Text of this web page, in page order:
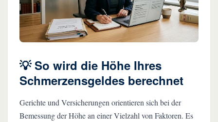
💡 So wird die Höhe Ihres
Schmerzensgeldes berechnet
Gerichte und Versicherungen orientieren sich bei der
Bemessung der Höhe an einer Vielzahl von Faktoren. Es